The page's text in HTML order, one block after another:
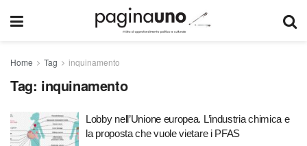
Home Tag inquinamento
Tag: inquinamento
Lobby nell’Unione europea. L’industria chimica e
la proposta che vuole vietare i PFAS